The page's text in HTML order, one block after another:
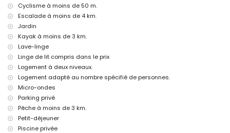
internet (WiFi)
aspirateur, fer à repasser et planche à repasser
linge de lit, serviettes et 2 lits supplémentaires
Équipements et services en supplément
petit-déjeuner
chauffage central et climatisation
Loisirs et activités pour vos vacances à Altea, Costa Blanca
boîte de nuit, bar et promenade (à moins de 5 kilomètres de la
maison)
parc d'attractions (Terra Mitica), parc à thème (Terra Mitica), zoo
(Terra Natura), parc aquatique (Agualandia et Mundomar) (à moins
de 10 kilomètres de la maison)
Cyclisme à moins de 50 m.
Escalade à moins de 4 km.
Jardin
Kayak à moins de 3 km.
Lave-linge
Linge de lit compris dans le prix
Logement à deux niveaux.
Logement adapté au nombre spécifié de personnes.
Micro-ondes
Parking privé
Pêche à moins de 3 km.
Petit-déjeuner
Piscine privée